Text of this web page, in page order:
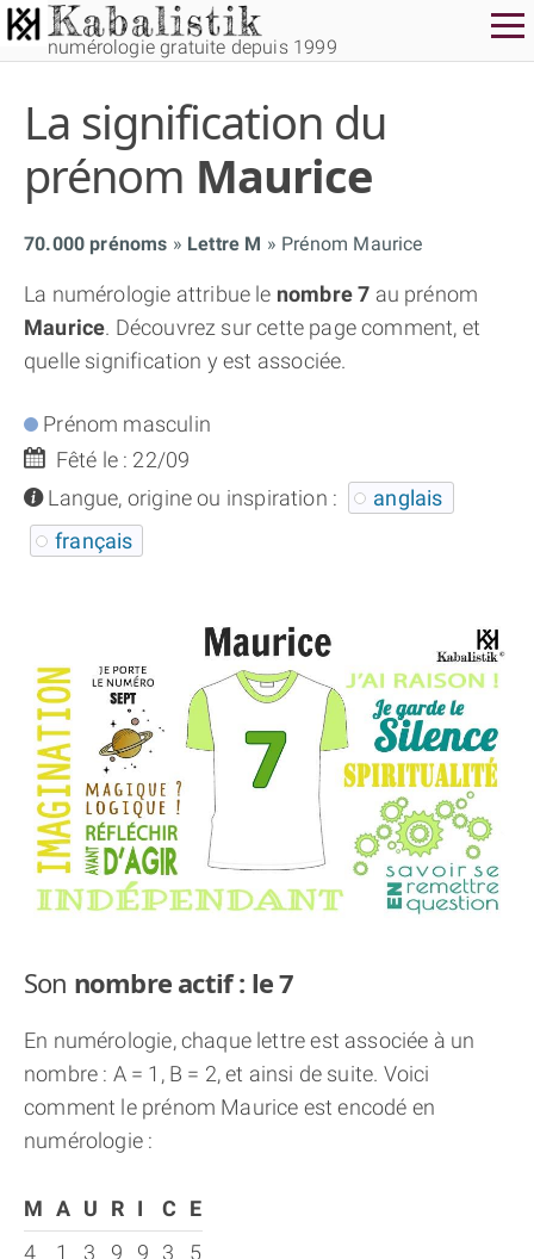
numérologie gratuite depuis 1999
La signification du
prénom Maurice
70.000 prénoms Lettre M Prénom Maurice
La numérologie attribue le nombre 7 au prénom
Maurice. Découvrez sur cette page comment, et
quelle signification y est associée.
Prénom masculin
Fêté le : 22/09
infoLangue, origine ou inspiration :
anglais
français
Son nombre actif : le 7
En numérologie, chaque lettre est associée à un
nombre : A = 1, B = 2, et ainsi de suite. Voici
comment le prénom Maurice est encodé en
numérologie :
M A U R I C
E
4
1 3 9 9 3 5
THÈME GRATUIT
THÈME NUMÉROLOGIQUE APPROFONDI
THÈME TEMPOREL
NUMÉROSCOPE
APPRENDRE LA NUMÉROLOGIE
EXPLORER LA NUMÉROLOGIE
70.000 PRÉNOMS
(À PROPOS)